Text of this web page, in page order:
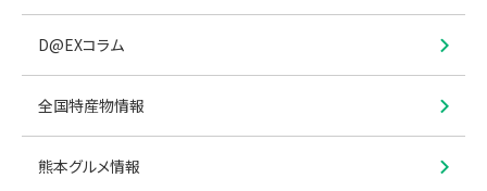
D@EXコラム
全国特産物情報
熊本グルメ情報